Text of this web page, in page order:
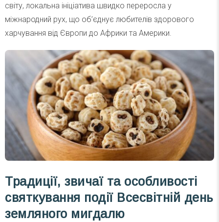
світу, локальна ініціатива швидко переросла у
міжнародний рух, що об’єднує любителів здорового
харчування від Європи до Африки та Америки.
Традиції, звичаї та особливості
святкування події Всесвітній день
земляного мигдалю